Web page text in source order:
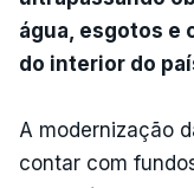
água, esgotos e
do interior do
A modernização
contar com